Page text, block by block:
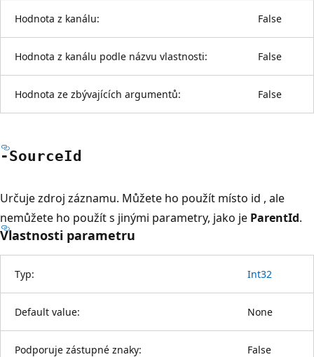
Hodnota z kanálu: False
Hodnota z kanálu podle názvu vlastnosti: False
Hodnota ze zbývajících argumentů: False
-SourceId
Určuje zdroj záznamu. Můžete ho použít místo id , ale
nemůžete ho použít s jinými parametry, jako je ParentId.
Vlastnosti parametru
Typ: Int32
Default value: None
Podporuje zástupné znaky: False